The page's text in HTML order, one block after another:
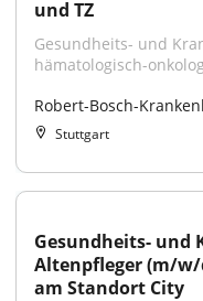
und TZ
Gesundheits- und
hämatologisch-
Robert-Bosch-
Stuttgart
Gesundheits- und
Altenpfleger (m/
am Standort City